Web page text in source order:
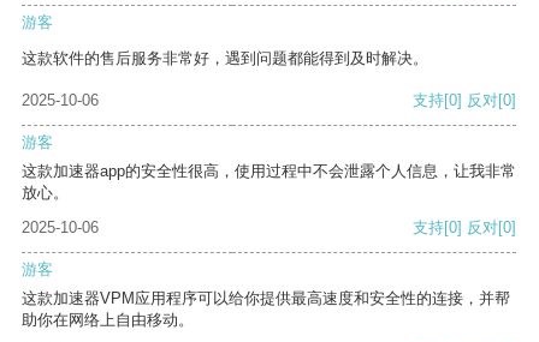
游客
这款软件的售后服务非常好，遇到问题都能得到及时解决。
2025-10-06 支持[0] 反对[0]
游客
这款加速器app的安全性很高，使用过程中不会泄露个人信息，让我非常
放心。
2025-10-06
支持[0] 反对[0]
游客
这款加速器VPM应用程序可以给你提供最高速度和安全性的连接，并帮
助你在网络上自由移动。